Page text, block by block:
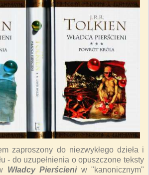
zaproszony do niezwykłego dzieła i
- do uzupełnienia o opuszczone teksty
Władcy Pierścieniw "kanonicznym"